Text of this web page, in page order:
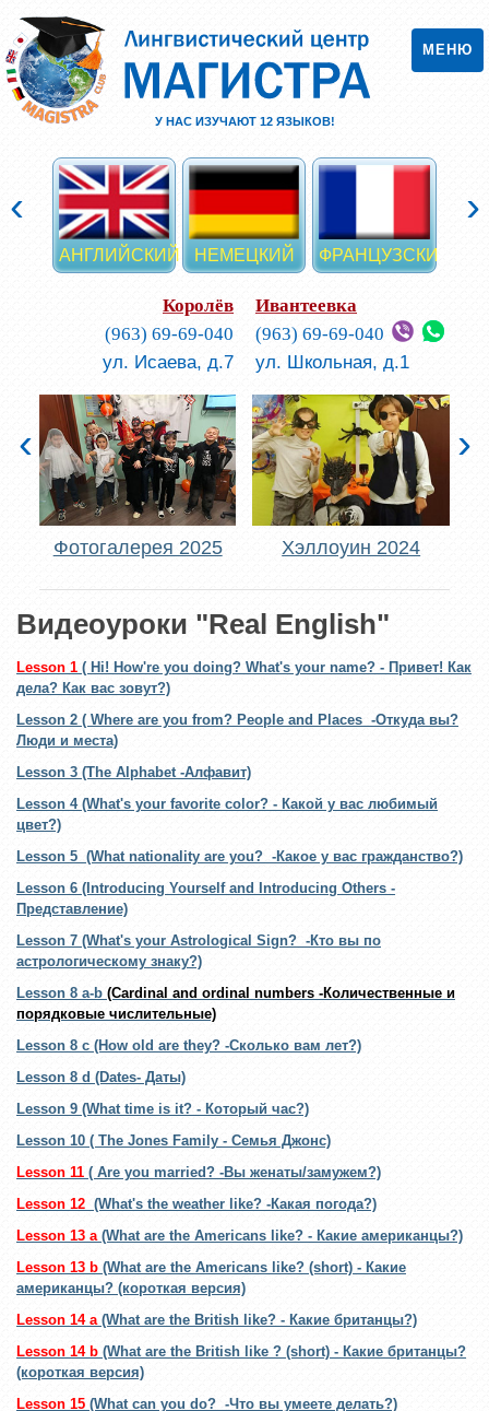
МЕНЮ
У НАС ИЗУЧАЮТ 12ЯЗЫКОВ!
АНГЛИЙСКИЙ НЕМЕЦКИЙ ФРАНЦУЗСКИЙ
‹ ›
Королёв
(963) 69-69-040
ул. Исаева, д.7
Ивантеевка
(963) 69-69-040
ул. Школьная, д.1
Фотогалерея 2025 Хэллоуин 2024
‹ ›
Видеоуроки "Real English"
Lesson 1 ( Hi! How're you doing? What's your name? - Привет! Как
дела? Как вас зовут?)
Lesson 2 ( Where are you from? People and Places -Откуда вы?
Люди и места)
Lesson 3 (The Alphabet -Алфавит)
Lesson 4 (What's your favorite color? - Какой у вас любимый
цвет?)
Lesson 5 (What nationality are you? -Какое у вас гражданство?)
Lesson 6 (Introducing Yourself and Introducing Others -
Представление)
Lesson 7 (What's your Astrological Sign? -Кто вы по
астрологическому знаку?)
Lesson 8 a-b (Cardinal and ordinal numbers -Количественные и
порядковые числительные)
Lesson 8 c (How old are they? -Сколько вам лет?)
Lesson 8 d (Dates- Даты)
Lesson 9 (What time is it? - Который час?)
Lesson 10 ( The Jones Family - Семья Джонс)
Lesson 11 ( Are you married? -Вы женаты/замужем?)
Lesson 12 (What's the weather like? -Какая погода?)
Lesson 13 a(What are the Americans like? - Какие американцы?)
Lesson 13 b (What are the Americans like? (short) - Какие
американцы? (короткая версия)
Lesson 14 a(What are the British like? - Какие британцы?)
Lesson 14 b (What are the British like ? (short) - Какие британцы?
(короткая версия)
Lesson 15 (What can you do? -Что вы умеете делать?)